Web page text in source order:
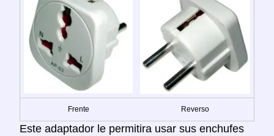
Frente Reverso
Este adaptador le permitira usar sus enchufes